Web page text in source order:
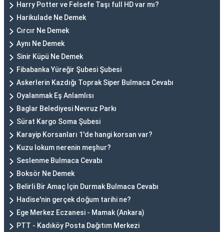
Harry Potter ve Felsefe Taşı full HD var mı?
Harikulade Ne Demek
Cırcır Ne Demek
Aynı Ne Demek
Sinir Küpü Ne Demek
Fibabanka Yüreğir Şubesi Şubesi
Askerlerin Kazdığı Toprak Siper Bulmaca Cevabı
Oyalanmak Eş Anlamlısı
Baglar Belediyesi Nevruz Parkı
Sürat Kargo Soma Şubesi
Karayip Korsanları 1'de hangi korsan var?
Kuzu lokum nerenin meşhur?
Seslenme Bulmaca Cevabı
Boksör Ne Demek
Belirli Bir Amaç Için Durmak Bulmaca Cevabı
Hadise'nin gerçek doğum tarihi ne?
Ege Merkez Eczanesi - Mamak (Ankara)
PTT - Kadıköy Posta Dağıtım Merkezi